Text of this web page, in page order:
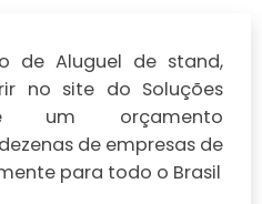
de Aluguel de stand,
no site do Soluções
um orçamento
de empresas de
para todo o Brasil